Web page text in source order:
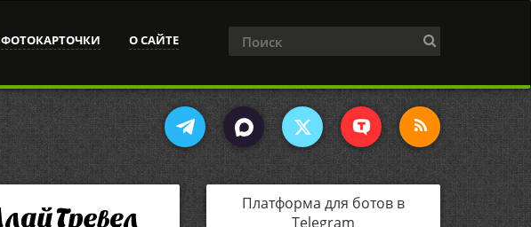
ФОТОКАРТОЧКИ О САЙТЕ
Платформа для ботов в
Telegram